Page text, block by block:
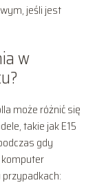
jeśli jest
w
może różnić się
takie jak E15
gdy